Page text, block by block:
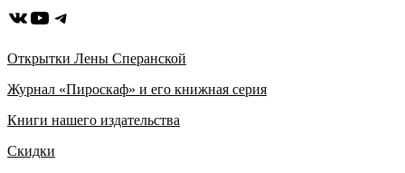
ВКонтакте
YouTube
Telegram
Открытки Лены Сперанской
Журнал «Пироскаф» и его книжная серия
Книги нашего издательства
Скидки